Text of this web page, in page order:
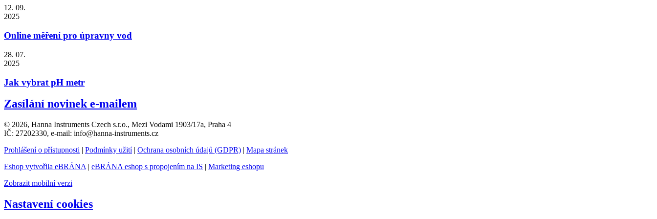
12. 09.
2025
Online měření pro úpravny vod
28. 07.
2025
Jak vybrat pH metr
Zasílání novinek e-mailem
© 2026, Hanna Instruments Czech s.r.o., Mezi Vodami 1903/17a, Praha 4
IČ: 27202330, e-mail: info@hanna-instruments.cz
Prohlášení o přístupnosti | Podmínky užití| Ochrana osobních údajů (GDPR) | Mapa stránek
Eshop vytvořila eBRÁNA | eBRÁNA eshop s propojením na IS | Marketing eshopu
Zobrazit mobilní verzi
Nastavení cookies